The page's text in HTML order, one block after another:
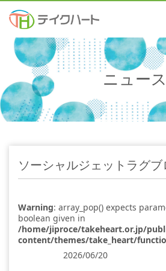
ニュース
ソーシャルジェットラグ
Warning: array_pop() expects
boolean given in
/home/jiproce/takeheart.or.jp/
content/themes/take_heart/
2026/06/20